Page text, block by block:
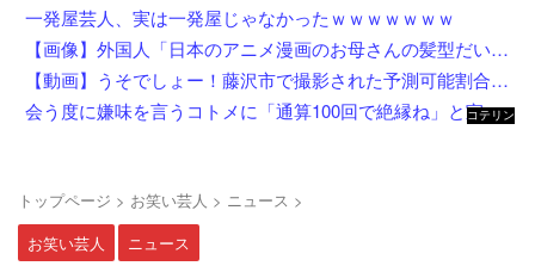
一発屋芸人、実は一発屋じゃなかったｗｗｗｗｗｗｗ
【画像】外国人「日本のアニメ漫画のお母さんの髪型だいたいこれだよなwwwwwwwww」←コレは分かるw w w w w w w w
【動画】うそでしょー！藤沢市で撮影された予測可能割合が気になる事故のドラレコ。
会う度に嫌味を言うコトメに「通算100回で絶縁ね」と宣言した私！カウント達成後、鍵を交換して庭で喚くコトメに仕掛けた恥ずかしすぎる撃退法←律儀に録音＆カウントしてて草
コテリン
トップページ > お笑い芸人 > ニュース >
お笑い芸人
ニュース